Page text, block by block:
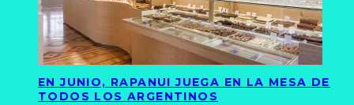
EN JUNIO, RAPANUI JUEGA EN LA MESA DE
TODOS LOS ARGENTINOS